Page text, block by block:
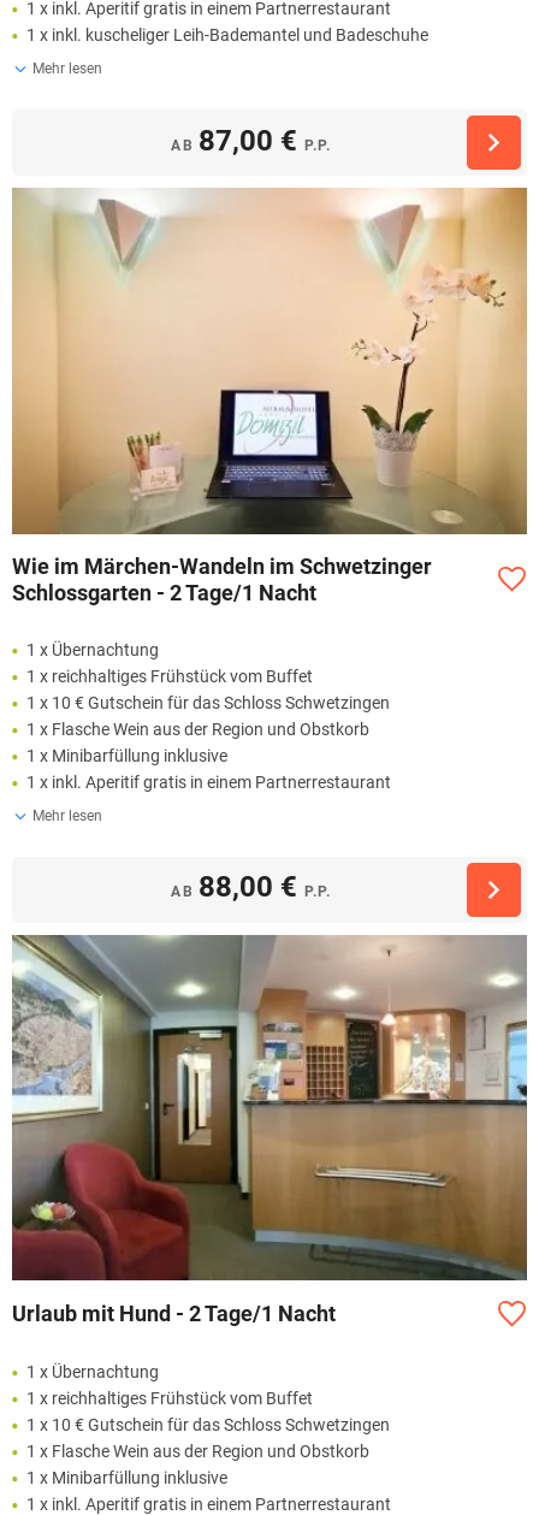
1 x inkl. Aperitif gratis in einem Partnerrestaurant
1 x inkl. kuscheliger Leih-Bademantel und Badeschuhe
Mehr lesen
AB 87,00 € P.P.
Wie im Märchen-Wandeln im Schwetzinger
Schlossgarten - 2 Tage/1 Nacht
1 x Übernachtung
1 x reichhaltiges Frühstück vom Buffet
1 x 10 € Gutschein für das Schloss Schwetzingen
1 x Flasche Wein aus der Region und Obstkorb
1 x Minibarfüllung inklusive
1 x inkl. Aperitif gratis in einem Partnerrestaurant
Mehr lesen
AB 88,00 € P.P.
Urlaub mit Hund - 2 Tage/1 Nacht
1 x Übernachtung
1 x reichhaltiges Frühstück vom Buffet
1 x 10 € Gutschein für das Schloss Schwetzingen
1 x Flasche Wein aus der Region und Obstkorb
1 x Minibarfüllung inklusive
1 x inkl. Aperitif gratis in einem Partnerrestaurant